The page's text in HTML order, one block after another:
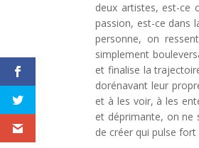
deux artistes, est-ce
passion, est-ce dans
personne, on
simplement
et finalise la
dorénavant leur
et à les voir, à les
et déprimante, on ne
de créer qui pulse